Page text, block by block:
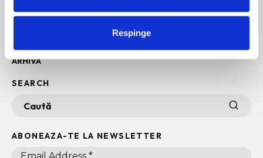
Respinge
POLITICA DE CONFIDENTIALITATE
INFO + TERMENI SI CONDITII
ARHIVA
SEARCH
ABONEAZA-TE LA NEWSLETTER